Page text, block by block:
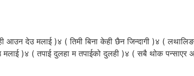
देउ मलाई )४ ( तिमी बिना केही छैन जिन्दागी )४ (
मलाई )४ ( तपाई दुलहा म तपाईको दुलही )४ ( सबै थोक पन्साएर